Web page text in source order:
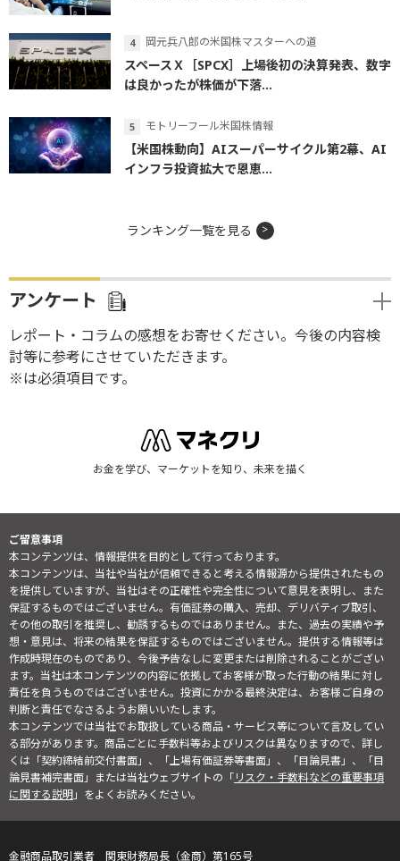
岡元兵八郎の米国株マスターへの道
スペースＸ［SPCX］上場後初の決算発表、数字
は良かったが株価が下落...
モトリーフール米国株情報
【米国株動向】AIスーパーサイクル第2幕、AI
インフラ投資拡大で恩恵...
ランキング一覧を見る
アンケート
レポート・コラムの感想をお寄せください。今後の内容検
討等に参考にさせていただきます。
※は必須項目です。
お金を学び、マーケットを知り、未来を描く
ご留意事項
本コンテンツは、情報提供を目的として行っております。
本コンテンツは、当社や当社が信頼できると考える情報源から提供されたもの
を提供していますが、当社はその正確性や完全性について意見を表明し、また
保証するものではございません。有価証券の購入、売却、デリバティブ取引、
その他の取引を推奨し、勧誘するものではありません。また、過去の実績や予
想・意見は、将来の結果を保証するものではございません。提供する情報等は
作成時現在のものであり、今後予告なしに変更または削除されることがござい
ます。当社は本コンテンツの内容に依拠してお客様が取った行動の結果に対し
責任を負うものではございません。投資にかかる最終決定は、お客様ご自身の
判断と責任でなさるようお願いいたします。
本コンテンツでは当社でお取扱している商品・サービス等について言及してい
る部分があります。商品ごとに手数料等およびリスクは異なりますので、詳し
くは「契約締結前交付書面」、「上場有価証券等書面」、「目論見書」、「目
論見書補完書面」または当社ウェブサイトの「リスク・手数料などの重要事項
に関する説明」をよくお読みください。
金融商品取引業者 関東財務局長（金商）第165号